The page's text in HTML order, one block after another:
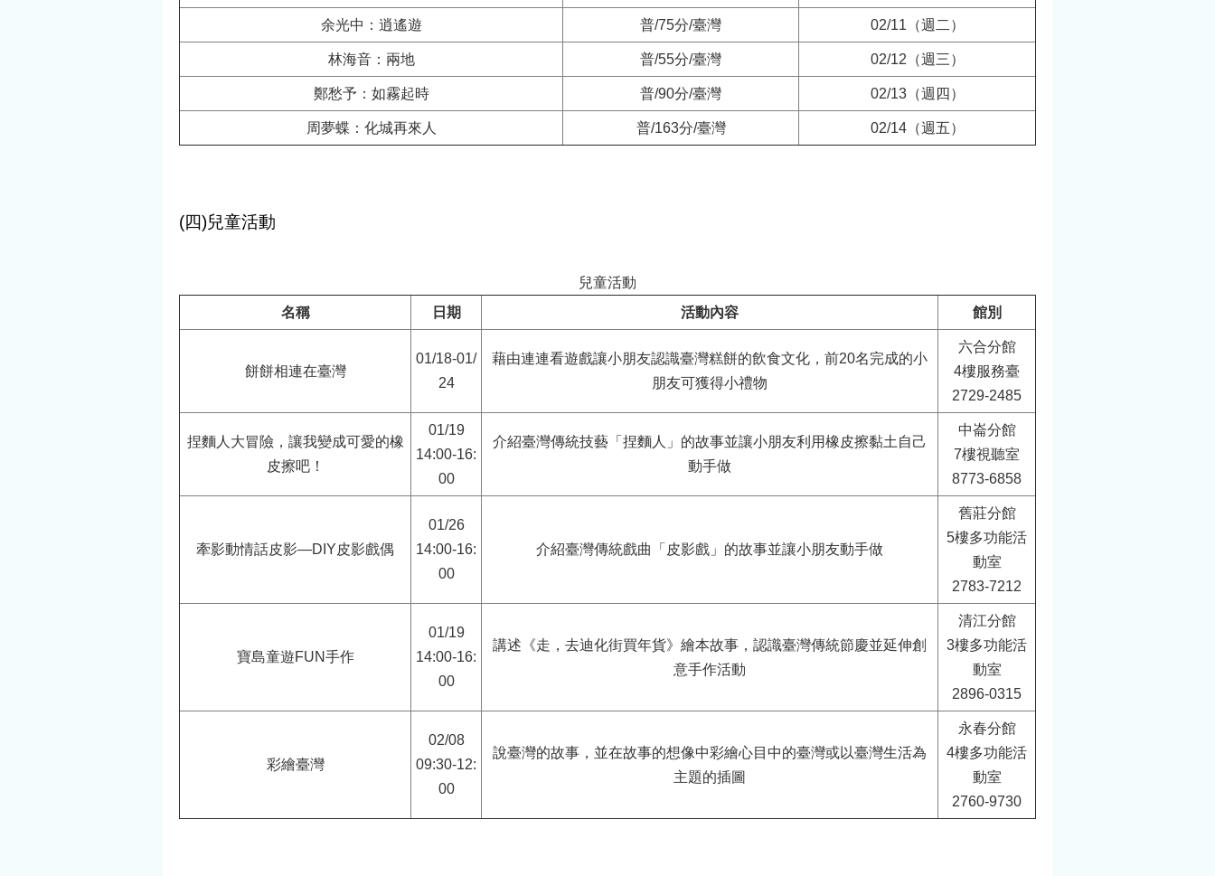
余光中：逍遙遊 普/75分/臺灣 02/11（週二）
林海音：兩地 普/55分/臺灣 02/12（週三）
鄭愁予：如霧起時 普/90分/臺灣 02/13（週四）
周夢蝶：化城再來人 普/163分/臺灣 02/14（週五）
(四)兒童活動
兒童活動
名稱
日期 活動內容 館別
餅餅相連在臺灣
01/18-01/
24
藉由連連看遊戲讓小朋友認識臺灣糕餅的飲食文化，前20名完成的小
朋友可獲得小禮物
六合分館
4樓服務臺
2729-2485
捏麵人大冒險，讓我變成可愛的橡
皮擦吧！
01/19
14:00-16:
00
介紹臺灣傳統技藝「捏麵人」的故事並讓小朋友利用橡皮擦黏土自己
動手做
中崙分館
7樓視聽室
8773-6858
牽影動情話皮影—DIY皮影戲偶
01/26
14:00-16:
00
介紹臺灣傳統戲曲「皮影戲」的故事並讓小朋友動手做
舊莊分館
5樓多功能活
動室
2783-7212
寶島童遊FUN手作
01/19
14:00-16:
00
講述《走，去迪化街買年貨》繪本故事，認識臺灣傳統節慶並延伸創
意手作活動
清江分館
3樓多功能活
動室
2896-0315
彩繪臺灣
02/08
09:30-12:
00
說臺灣的故事，並在故事的想像中彩繪心目中的臺灣或以臺灣生活為
主題的插圖
永春分館
4樓多功能活
動室
2760-9730